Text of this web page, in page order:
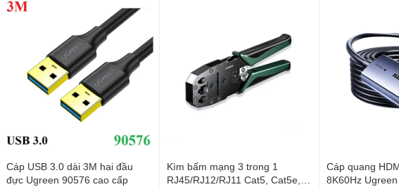
Cáp USB 3.0 dài 3M hai đầu
đực Ugreen 90576 cao cấp
Kìm bấm mạng 3 trong 1
RJ45/RJ12/RJ11 Cat5, Cat5e,
Cáp quang
8K60Hz